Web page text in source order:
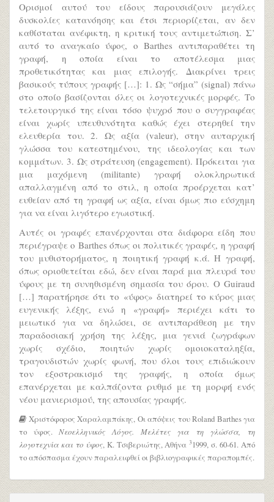
Ορισμοί αυτού του είδους παρουσιάζουν μεγάλες
δυσκολίες κατανόησης και έτσι περιορίζεται, αν δεν
καθίσταται ανέφικτη, η κριτική τους αντιμετώπιση. Σ’
αυτό το αναγκαίο ύφος, ο Barthes αντιπαραθέτει τη
γραφή, η οποία είναι το αποτέλεσμα μιας
προθετικότητας και μιας επιλογής. Διακρίνει τρεις
βασικούς τύπους γραφής […]: 1. Ως “σήμα” (signal) πάνω
στο οποίο βασίζονται όλες οι λογοτεχνικές μορφές. Το
τελετουργικό της είναι τόσο ψυχρό που ο συγγραφέας
είναι χωρίς υπευθυνότητα καθώς έχει στερηθεί την
ελευθερία του. 2. Ως αξία (valeur), στην αυταρχική
γλώσσα του κατεστημένου, της ιδεολογίας και των
κομμάτων. 3. Ως στράτευση (engagement). Πρόκειται για
μια μαχόμενη (militante) γραφή ολοκληρωτικά
απαλλαγμένη από το στιλ, η οποία προέρχεται κατ’
ευθείαν από τη γραφή ως αξία, είναι όμως πιο εύσχημη
για να είναι λιγότερο εγωιστική.
Αυτές οι γραφές επανέρχονται στα διάφορα είδη που
περιέγραψε ο Barthes όπως οι πολιτικές γραφές, η γραφή
του μυθιστορήματος, η ποιητική γραφή κ.ά. Η γραφή,
όπως οριοθετείται εδώ, δεν είναι παρά μια πλευρά του
ύφους με τη συνηθισμένη σημασία του όρου. Ο Guiraud
[…] παρατήρησε ότι το «ύφος» διατηρεί το κύρος μιας
ευγενικής λέξης, ενώ η «γραφή» περιέχει κάτι το
μειωτικό για να δηλώσει, σε αντιπαράθεση με την
παραδοσιακή χρήση της λέξης, μια γενιά ζωγράφων
χωρίς σχέδιο, ποιητών χωρίς ομοιοκαταληξία,
τραγουδιστών χωρίς φωνή, που όλοι τους επιδιώκουν
τον εξοστρακισμό της γραφής, η οποία όμως
επανέρχεται με καλπάζοντα ρυθμό με τη μορφή ενός
νέου μανιερισμού, της απουσίας γραφής.
Χριστόφορος Χαραλαμπάκης, Οι απόψεις του Roland Barthes για
το ύφος.Νεοελληνικός Λόγος. Μελέτες για τη γλώσσα, τη
λογοτεχνία και το ύφος, Κ. Τσιβεριώτης, Αθήνα3 1999, σ. 60-61. Από
το απόσπασμα έχουν παραλειφθεί οι βιβλιογραφικές παραπομπές.